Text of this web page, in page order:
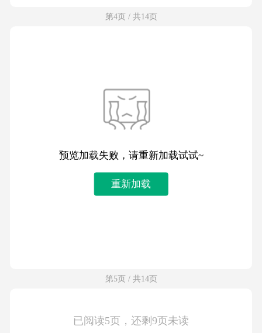
第4页 / 共14页
预览加载失败，请重新加载试试~
重新加载
第5页 / 共14页
已阅读5页，还剩9页未读